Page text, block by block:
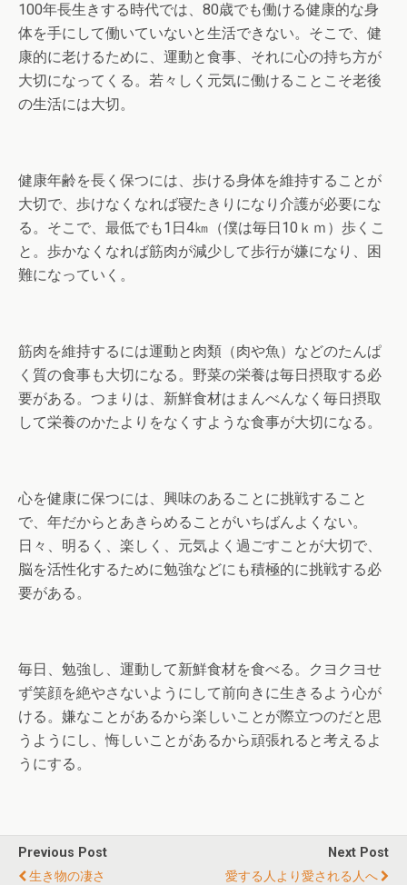
100年長生きする時代では、80歳でも働ける健康的な身
体を手にして働いていないと生活できない。そこで、健
康的に老けるために、運動と食事、それに心の持ち方が
大切になってくる。若々しく元気に働けることこそ老後
の生活には大切。
健康年齢を長く保つには、歩ける身体を維持することが
大切で、歩けなくなれば寝たきりになり介護が必要にな
る。そこで、最低でも1日4㎞（僕は毎日10ｋｍ）歩くこ
と。歩かなくなれば筋肉が減少して歩行が嫌になり、困
難になっていく。
筋肉を維持するには運動と肉類（肉や魚）などのたんぱ
く質の食事も大切になる。野菜の栄養は毎日摂取する必
要がある。つまりは、新鮮食材はまんべんなく毎日摂取
して栄養のかたよりをなくすような食事が大切になる。
心を健康に保つには、興味のあることに挑戦すること
で、年だからとあきらめることがいちばんよくない。
日々、明るく、楽しく、元気よく過ごすことが大切で、
脳を活性化するために勉強などにも積極的に挑戦する必
要がある。
毎日、勉強し、運動して新鮮食材を食べる。クヨクヨせ
ず笑顔を絶やさないようにして前向きに生きるよう心が
ける。嫌なことがあるから楽しいことが際立つのだと思
うようにし、悔しいことがあるから頑張れると考えるよ
うにする。
Previous Post
生き物の凄さ
Next Post
愛する人より愛される人へ